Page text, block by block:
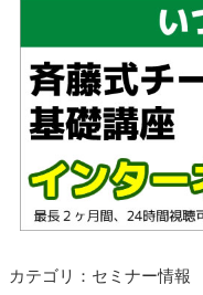
カテゴリ：セミナー情報